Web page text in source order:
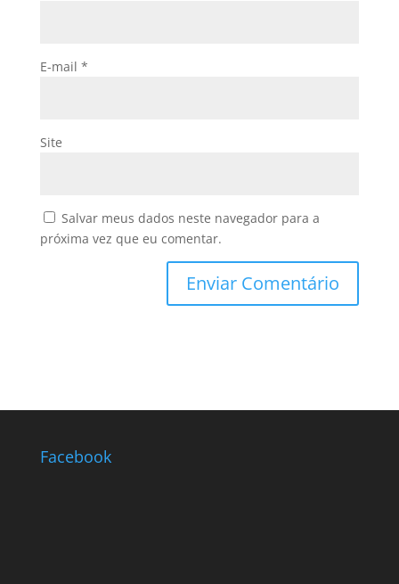
E-mail *
Site
Salvar meus dados neste navegador para a
próxima vez que eu comentar.
Facebook